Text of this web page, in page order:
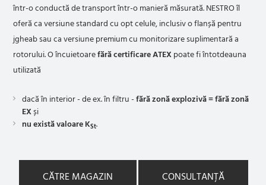
într-o conductă de transport într-o manieră măsurată. NESTRO îl
oferă ca versiune standard cu opt celule, inclusiv o flanșă pentru
jgheab sau ca versiune premium cu monitorizare suplimentară a
rotorului. O încuietoarefără certificare ATEXpoate fi întotdeauna
utilizată
dacă în interior - de ex. în filtru -fără zonă explozivă = fără zonă
EXși
nu există valoare KSt.
CĂTRE MAGAZIN CONSULTANȚĂ